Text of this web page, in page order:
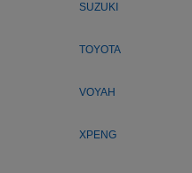
SUZUKI
TOYOTA
VOYAH
XPENG